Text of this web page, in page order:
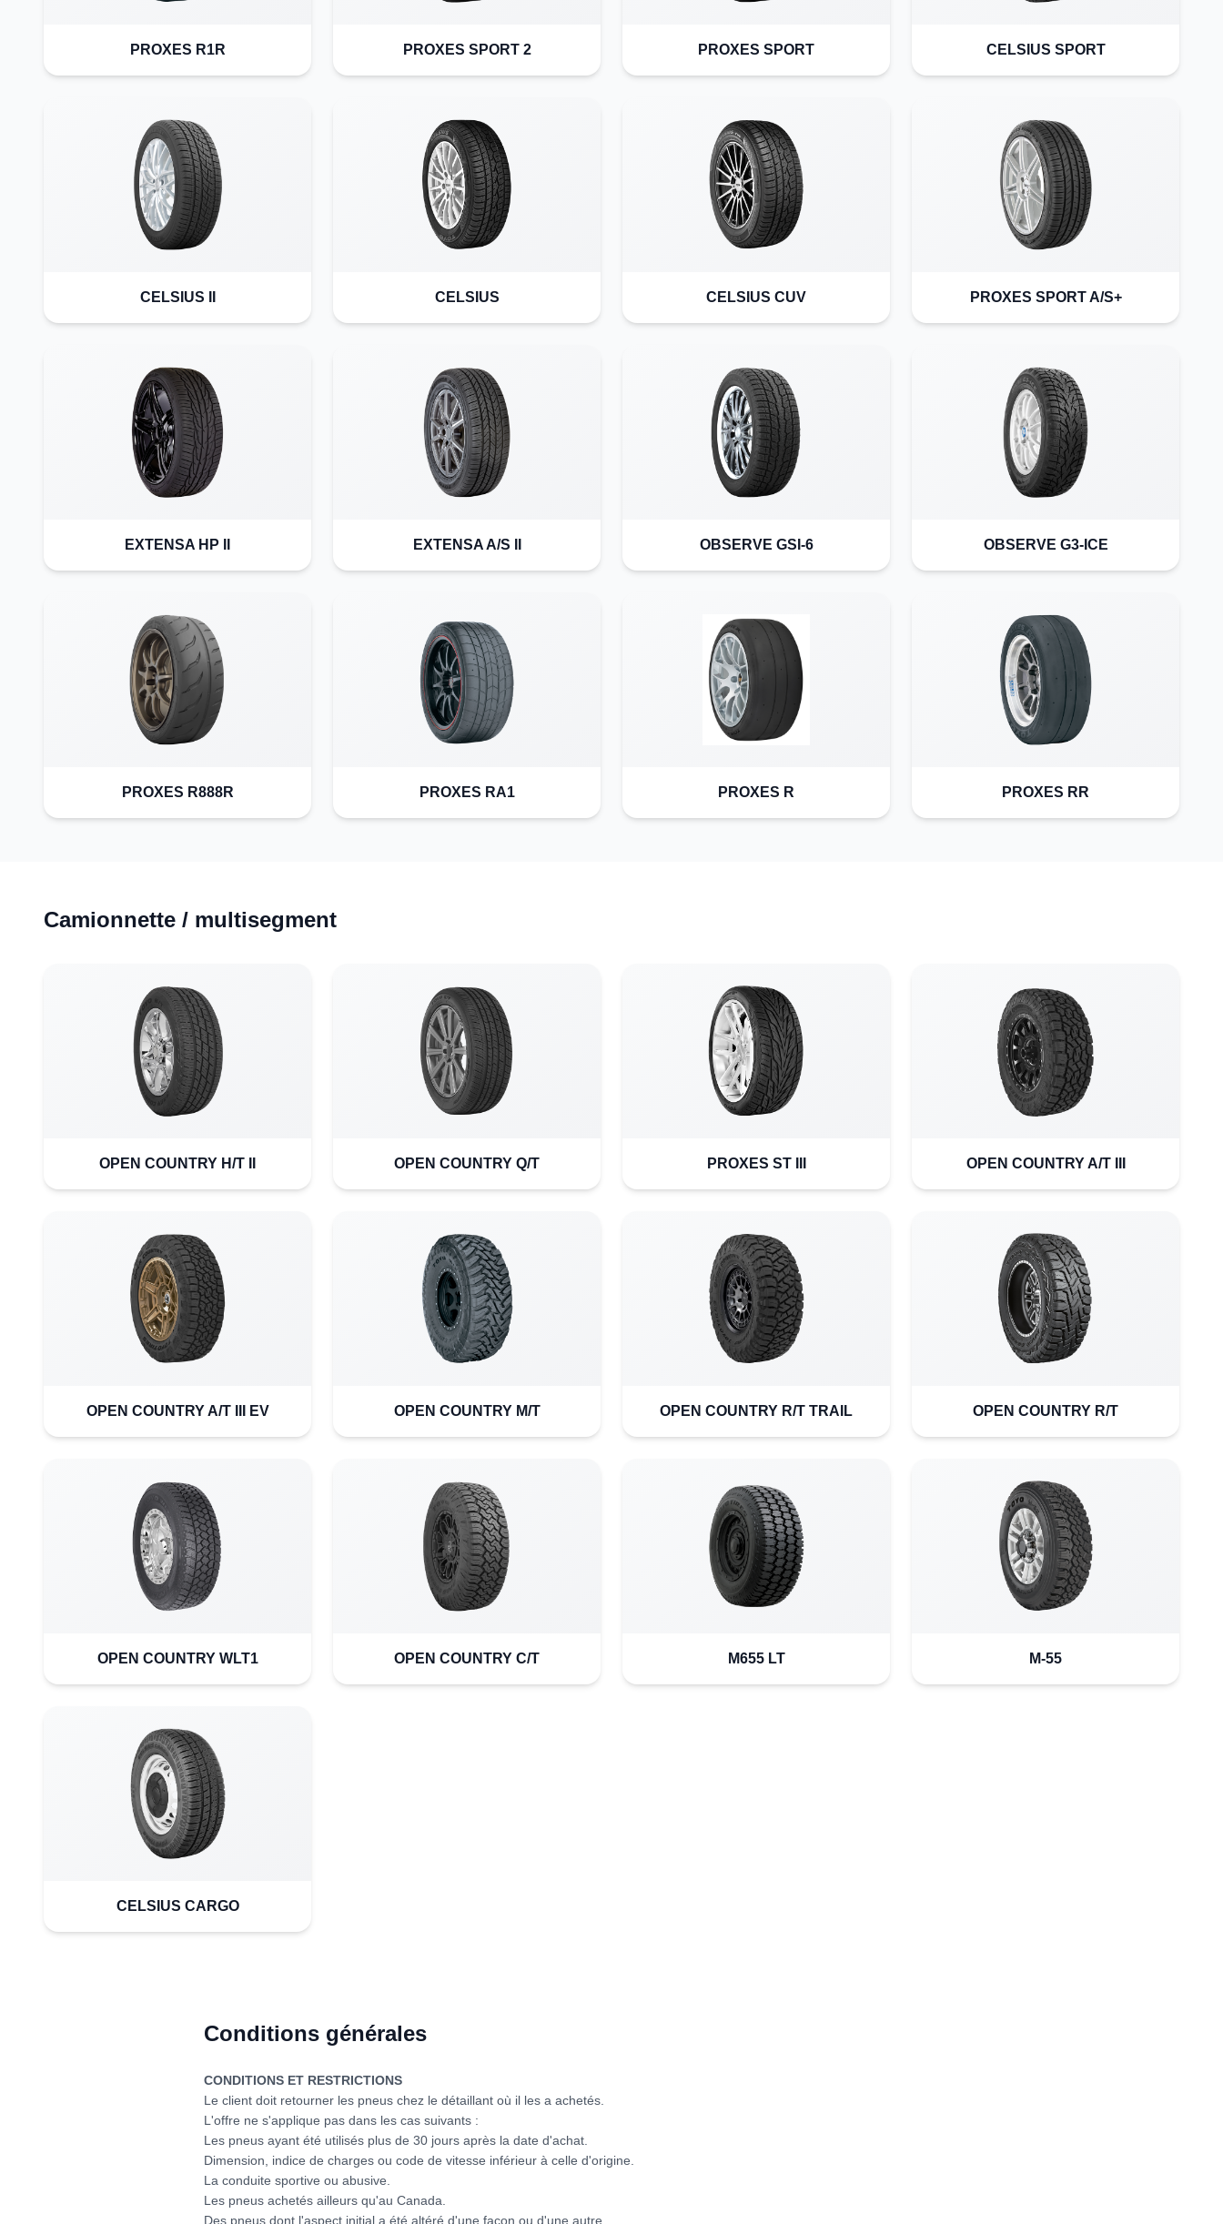
PROXES R1R PROXES SPORT 2 PROXES SPORT CELSIUS SPORT
CELSIUS II CELSIUS CELSIUS CUV PROXES SPORT A/S+
EXTENSA HP II EXTENSA A/S II OBSERVE GSI-6 OBSERVE G3-ICE
PROXES R888R PROXES RA1 PROXES R PROXES RR
Camionnette / multisegment
OPEN COUNTRY H/T II OPEN COUNTRY Q/T PROXES ST III OPEN COUNTRY A/T III
OPEN COUNTRY A/T III EV OPEN COUNTRY M/T OPEN COUNTRY R/T TRAIL OPEN COUNTRY R/T
OPEN COUNTRY WLT1 OPEN COUNTRY C/T M655 LT M-55
CELSIUS CARGO
Conditions générales
CONDITIONS ET RESTRICTIONS
Le client doit retourner les pneus chez le détaillant où il les a achetés.
L'offre ne s'applique pas dans les cas suivants :
Les pneus ayant été utilisés plus de 30 jours après la date d'achat.
Dimension, indice de charges ou code de vitesse inférieur à celle d'origine.
La conduite sportive ou abusive.
Les pneus achetés ailleurs qu'au Canada.
Des pneus dont l'aspect initial a été altéré d'une façon ou d'une autre.